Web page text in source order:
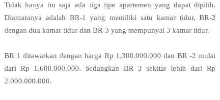
Tidak hanya itu saja ada tiga tipe apartemen yang dapat dipilih.
Diantaranya adalah BR-1 yang memiliki satu kamar tidur, BR-2
dengan dua kamar tidur dan BR-3 yang mempunyai 3 kamar tidur.
BR 1 ditawarkan dengan harga Rp 1.300.000.000 dan BR -2 mulai
dari Rp 1.600.000.000. Sedangkan BR 3 sekitar lebih dari Rp